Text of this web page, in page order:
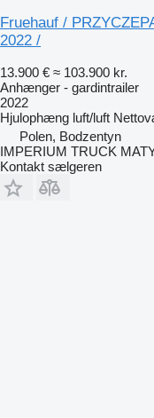
Fruehauf /
2022 /
13.900 € ≈ 103.900 kr.
Anhænger - gardintrailer
2022
Hjulophæng luft/luft
Polen, Bodzentyn
IMPERIUM TRUCK
Kontakt sælgeren